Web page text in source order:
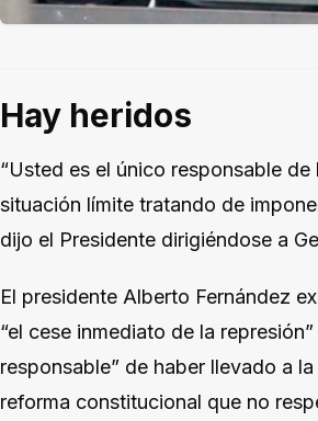
Hay heridos
“Usted es el único responsable
situación límite tratando de
dijo el Presidente dirigiéndose a
El presidente Alberto Fernández
“el cese inmediato de la
responsable” de haber llevado a
reforma constitucional que no